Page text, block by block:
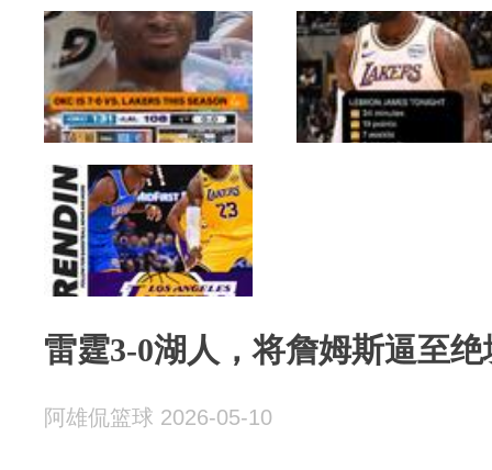
雷霆3-0湖人，将詹姆斯逼至
阿雄侃篮球 2026-05-10